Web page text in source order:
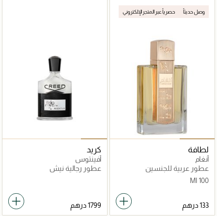
وصل حديثاً حصرياً عبر المتجر الإلكتروني
لطافة
أنغام
عطور عربية للجنسين
100 Ml
كريد
أفينتوس
عطور رجالية نيش